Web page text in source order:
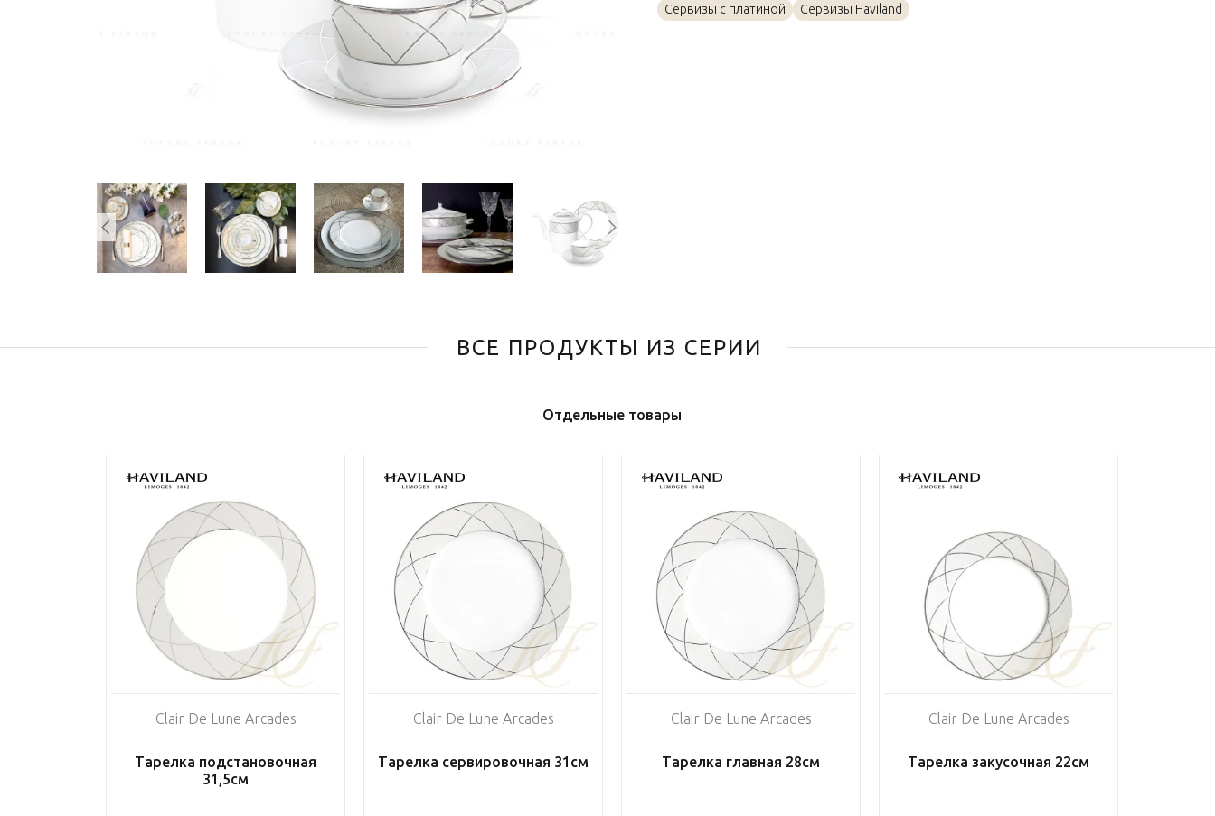
Сервизы с платиной Сервизы Haviland
ВСЕ ПРОДУКТЫ ИЗ СЕРИИ
Отдельные товары
Clair De Lune Arcades
Тарелка подстановочная
31,5см
Clair De Lune Arcades
Тарелка сервировочная 31см
Clair De Lune Arcades
Тарелка главная 28см
Clair De Lune Arcades
Тарелка закусочная 22см